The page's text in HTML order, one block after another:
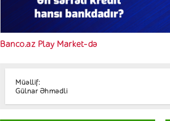
Banco.az Play Market-də
Müəllif:
Gülnar Əhmədli